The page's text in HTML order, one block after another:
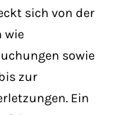
sich von der
wie
sowie
zur
Ein